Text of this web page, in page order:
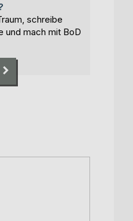
schreibe
und mach mit BoD